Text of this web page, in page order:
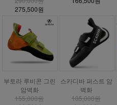
275,500원
부토라 루비콘 그린
암벽화
155,000원
스카디바 퍼스트 암
벽화
105,000원